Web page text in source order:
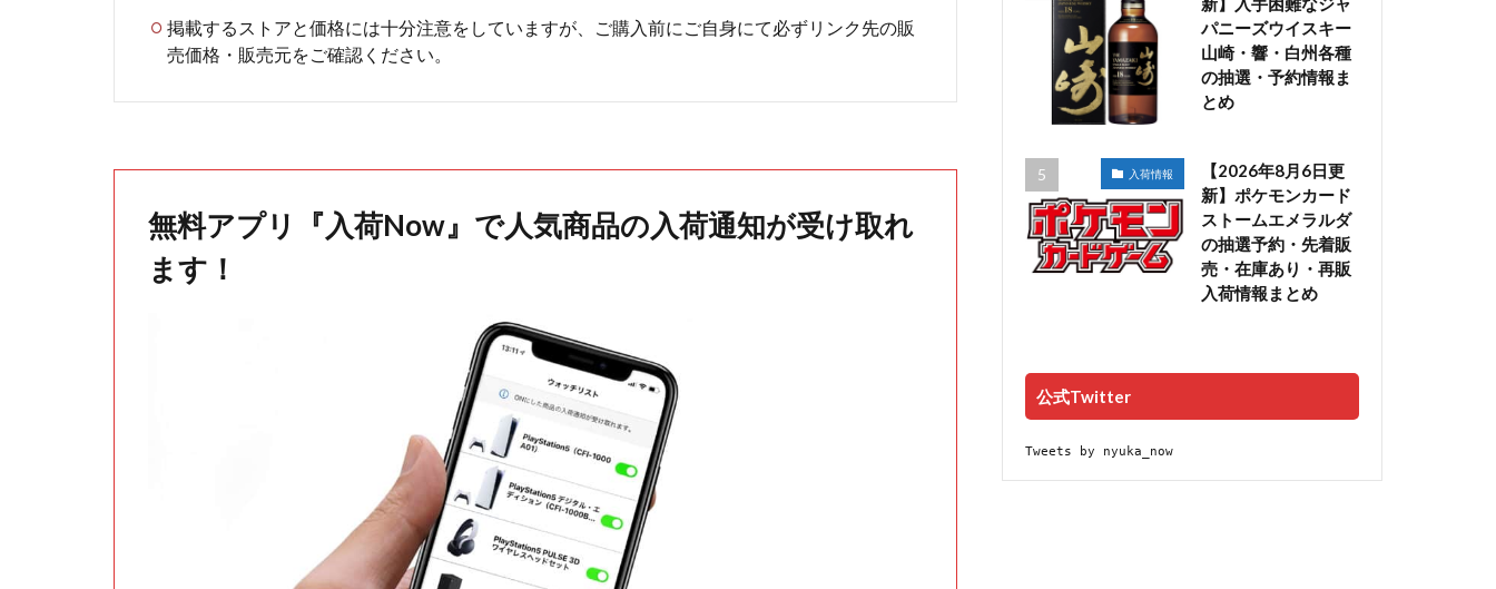
掲載するストアと価格には十分注意をしていますが、ご購入前にご自身にて必ずリンク先の販
売価格・販売元をご確認ください。
無料アプリ『入荷Now』で人気商品の入荷通知が受け取れ
ます！
パニーズウイスキー
山崎・響・白州各種
の抽選・予約情報ま
とめ
入荷情報
【2026年8月6日更
新】ポケモンカード
ストームエメラルダ
の抽選予約・先着販
売・在庫あり・再販
入荷情報まとめ
公式Twitter
Tweets by nyuka_now